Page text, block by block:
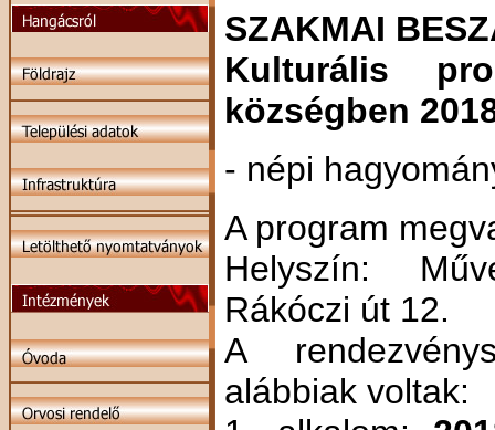
SZAKMAI
Kulturális
községben
- népi
A program
Helyszín:
Rákóczi út 12.
A
alábbiak voltak: